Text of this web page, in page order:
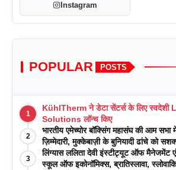
Instagram
POPULAR POSTS
1
KühlTherm ने डेटा सेंटर्स के लिए
Solutions लॉन्च किए
2
भारतीय एमेच्योर बॉक्सिंग महासंघ की आम
ज़िम्मेदारी, मुक्केबाज़ी के बुनियादी ढांचे को
3
लिंग्यास ललिता देवी इंस्टीट्यूट ऑफ मैनेजमेंट
स्कूल ऑफ इकोनॉमिक्स, ब्रातिस्लावा,